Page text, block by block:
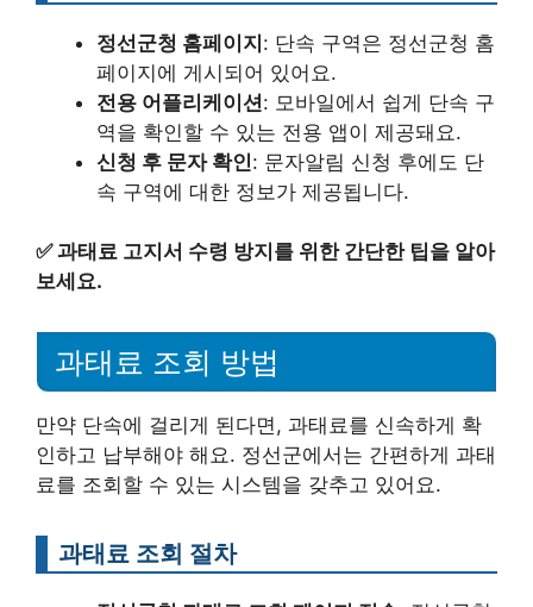
정선군청 홈페이지: 단속 구역은 정선군청 홈
페이지에 게시되어 있어요.
전용 어플리케이션: 모바일에서 쉽게 단속 구
역을 확인할 수 있는 전용 앱이 제공돼요.
신청 후 문자 확인: 문자알림 신청 후에도 단
속 구역에 대한 정보가 제공됩니다.
✅과태료 고지서 수령 방지를 위한 간단한 팁을 알아
보세요.
과태료 조회 방법
만약 단속에 걸리게 된다면, 과태료를 신속하게 확
인하고 납부해야 해요. 정선군에서는 간편하게 과태
료를 조회할 수 있는 시스템을 갖추고 있어요.
과태료 조회 절차